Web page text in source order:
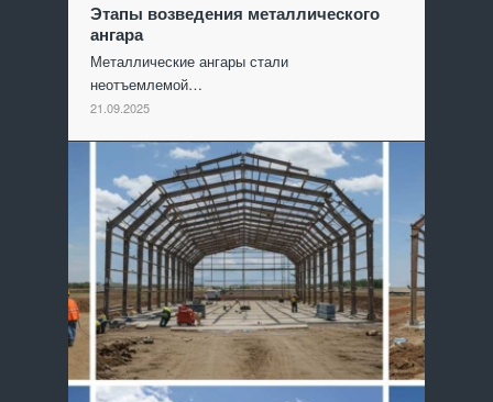
Этапы возведения металлического
ангара
Металлические ангары стали
неотъемлемой…
21.09.2025